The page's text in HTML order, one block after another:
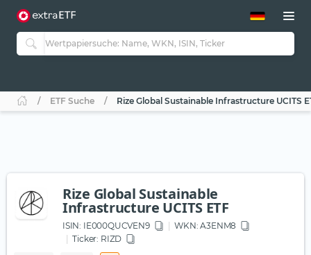
ETF-Guide 2.0
Guide Aktive ETFs
ETF-Sparpläne
ETF Suche Rize Global Sustainable Infrastructure UCITS
Rize Global Sustainable
Infrastructure UCITS ETF
ISIN: IE000QUCVEN9 WKN: A3ENM8
Ticker: RIZD